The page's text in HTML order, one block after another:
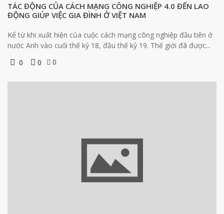
TÁC ĐỘNG CỦA CÁCH MẠNG CÔNG NGHIỆP 4.0 ĐẾN LAO
ĐỘNG GIÚP VIỆC GIA ĐÌNH Ở VIỆT NAM
Kể từ khi xuất hiện của cuộc cách mạng công nghiệp đầu tiên ở
nước Anh vào cuối thế kỷ 18, đầu thế kỷ 19. Thế giới đã được...
0
0 0